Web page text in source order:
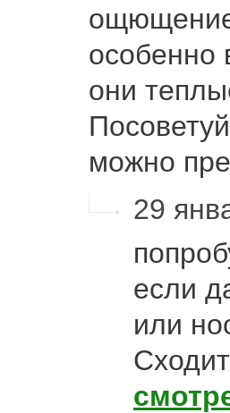
особенно
они
можно
29
если
или